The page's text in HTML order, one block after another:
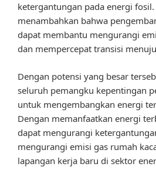
ketergantungan pada energi
menambahkan bahwa
dapat membantu mengurangi
dan mempercepat transisi
Dengan potensi yang besar
seluruh pemangku kepentingan
untuk mengembangkan energi
Dengan memanfaatkan energi
dapat mengurangi
mengurangi emisi gas rumah
lapangan kerja baru di sektor